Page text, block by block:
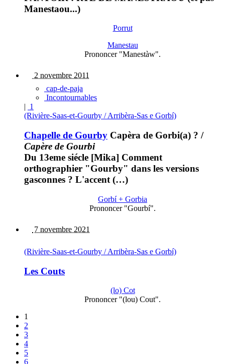
Manestaou...)
Porrut
Manestau
Prononcer "Manestàw".
2 novembre 2011
cap-de-paja
Incontournables
| 1
(Rivière-Saas-et-Gourby / Arribèra-Sas e Gorbí)
Chapelle de Gourby Capèra de Gorbi(a) ? /
Capère de Gourbi
Du 13eme siécle [Mika] Comment
orthographier "Gourby" dans les versions
gasconnes ? L'accent (…)
Gorbí + Gorbia
Prononcer "Gourbí".
7 novembre 2021
(Rivière-Saas-et-Gourby / Arribèra-Sas e Gorbí)
Les Couts
(lo) Cot
Prononcer "(lou) Cout".
1
2
3
4
5
6